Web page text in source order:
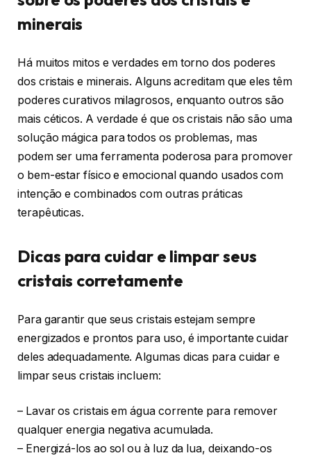
minerais
Há muitos mitos e verdades em torno dos poderes
dos cristais e minerais. Alguns acreditam que eles têm
poderes curativos milagrosos, enquanto outros são
mais céticos. A verdade é que os cristais não são uma
solução mágica para todos os problemas, mas
podem ser uma ferramenta poderosa para promover
o bem-estar físico e emocional quando usados com
intenção e combinados com outras práticas
terapêuticas.
Dicas para cuidar e limpar seus
cristais corretamente
Para garantir que seus cristais estejam sempre
energizados e prontos para uso, é importante cuidar
deles adequadamente. Algumas dicas para cuidar e
limpar seus cristais incluem:
– Lavar os cristais em água corrente para remover
qualquer energia negativa acumulada.
– Energizá-los ao sol ou à luz da lua, deixando-os